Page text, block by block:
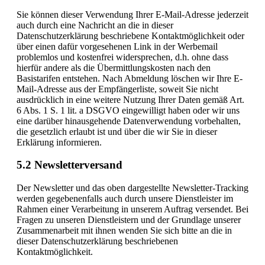
Sie können dieser Verwendung Ihrer E-Mail-Adresse jederzeit
auch durch eine Nachricht an die in dieser
Datenschutzerklärung beschriebene Kontaktmöglichkeit oder
über einen dafür vorgesehenen Link in der Werbemail
problemlos und kostenfrei widersprechen, d.h. ohne dass
hierfür andere als die Übermittlungskosten nach den
Basistarifen entstehen. Nach Abmeldung löschen wir Ihre E-
Mail-Adresse aus der Empfängerliste, soweit Sie nicht
ausdrücklich in eine weitere Nutzung Ihrer Daten gemäß Art.
6 Abs. 1 S. 1 lit. a DSGVO eingewilligt haben oder wir uns
eine darüber hinausgehende Datenverwendung vorbehalten,
die gesetzlich erlaubt ist und über die wir Sie in dieser
Erklärung informieren.
5.2 Newsletterversand
Der Newsletter und das oben dargestellte Newsletter-Tracking
werden gegebenenfalls auch durch unsere Dienstleister im
Rahmen einer Verarbeitung in unserem Auftrag versendet. Bei
Fragen zu unseren Dienstleistern und der Grundlage unserer
Zusammenarbeit mit ihnen wenden Sie sich bitte an die in
dieser Datenschutzerklärung beschriebenen
Kontaktmöglichkeit.